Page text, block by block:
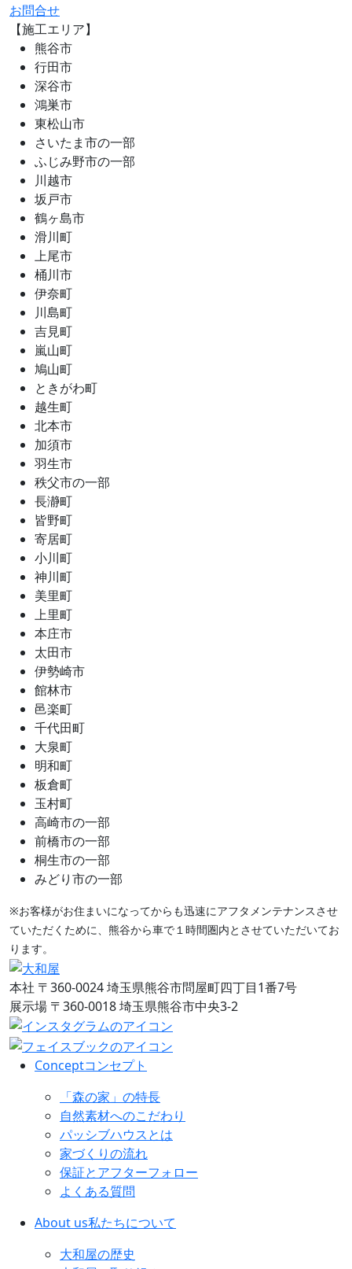
お問合せ
【施工エリア】
熊谷市
行田市
深谷市
鴻巣市
東松山市
さいたま市の一部
ふじみ野市の一部
川越市
坂戸市
鶴ヶ島市
滑川町
上尾市
桶川市
伊奈町
川島町
吉見町
嵐山町
鳩山町
ときがわ町
越生町
北本市
加須市
羽生市
秩父市の一部
長瀞町
皆野町
寄居町
小川町
神川町
美里町
上里町
本庄市
太田市
伊勢崎市
館林市
邑楽町
千代田町
大泉町
明和町
板倉町
玉村町
高崎市の一部
前橋市の一部
桐生市の一部
みどり市の一部
※お客様がお住まいになってからも迅速にアフタメンテナンスさせ
ていただくために、熊谷から車で１時間圏内とさせていただいてお
ります。
本社 〒360-0024 埼玉県熊谷市問屋町四丁目1番7号
展示場 〒360-0018 埼玉県熊谷市中央3-2
Conceptコンセプト
「森の家」の特長
自然素材へのこだわり
パッシブハウスとは
家づくりの流れ
保証とアフターフォロー
よくある質問
About us私たちについて
大和屋の歴史